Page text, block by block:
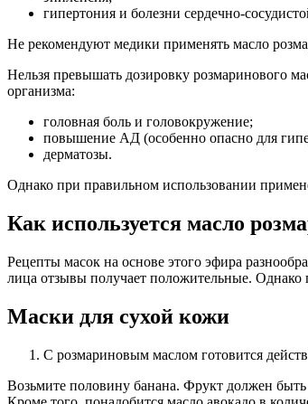
гипертония и болезни сердечно-
Не рекомендуют медики применять масло
Нельзя превышать дозировку розмаринового
организма:
головная боль и головокружение;
повышение АД (особенно опасно для
дерматозы.
Однако при правильном использовании
Как используется масло
Рецепты масок на основе этого эфира
лица отзывы получает положительные. Однако
Маски для сухой кожи
С розмариновым маслом готовится
Возьмите половину банана. Фрукт должен